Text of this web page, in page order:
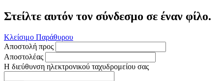
Στείλτε αυτόν τον σύνδεσμο σε έναν φίλο.
Κλείσιμο Παράθυρου
Αποστολή προς
Αποστολέας
Η διεύθυνση ηλεκτρονικού ταχυδρομείου σας